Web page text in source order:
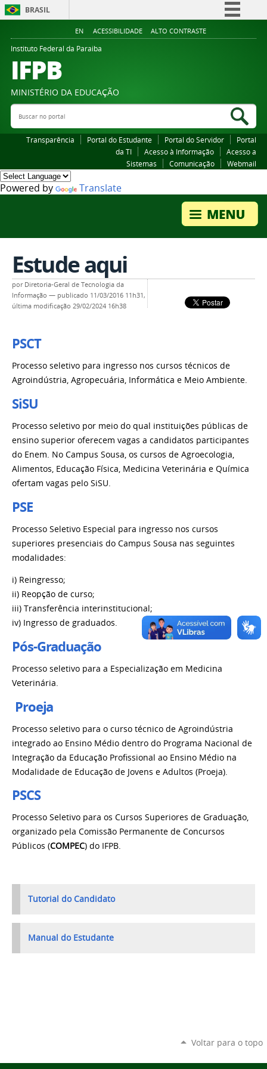
BRASIL
Simplifique!
Legislação
EN ACESSIBILIDADE ALTO CONTRASTE
Instituto Federal da Paraiba
IFPB
MINISTÉRIO DA EDUCAÇÃO
Buscar no portal
Transparência Portal do Estudante Portal do Servidor
Portal
da TI
Acesso à Informação
Acesso a
Sistemas
Comunicação Webmail
Powered by Translate
Estude aqui
por Diretoria-Geral de Tecnologia da
Informação — publicado 11/03/2016 11h31,
última modificação 29/02/2024 16h38
PSCT
Processo seletivo para ingresso nos cursos técnicos de
Agroindústria, Agropecuária, Informática e Meio Ambiente.
SiSU
Processo seletivo por meio do qual instituições públicas de
ensino superior oferecem vagas a candidatos participantes
do Enem. No Campus Sousa, os cursos de Agroecologia,
Alimentos, Educação Física, Medicina Veterinária e Química
ofertam vagas pelo SiSU.
PSE
Processo Seletivo Especial para ingresso nos cursos
superiores presenciais do Campus Sousa nas seguintes
modalidades:
i) Reingresso;
ii) Reopção de curso;
iii) Transferência interinstitucional;
iv) Ingresso de graduados.
Pós-Graduação
Processo seletivo para a Especialização em Medicina
Veterinária.
Proeja
Processo seletivo para o curso técnico de Agroindústria
integrado ao Ensino Médio dentro do Programa Nacional de
Integração da Educação Profissional ao Ensino Médio na
Modalidade de Educação de Jovens e Adultos (Proeja).
PSCS
Processo Seletivo para os Cursos Superiores de Graduação,
organizado pela Comissão Permanente de Concursos
Públicos (COMPEC) do IFPB.
Tutorial do Candidato
Manual do Estudante
Voltar para o topo